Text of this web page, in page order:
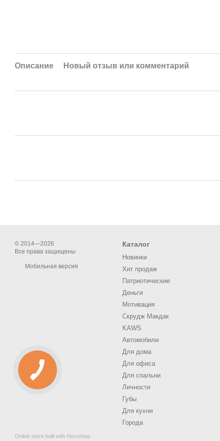
Описание Новый отзыв или комментарий
© 2014—2026
Все права защищены
Мобильная версия
Online store built with Horoshop
Каталог
Новинки
Хит продаж
Патриотические
Деньги
Мотивация
Скрудж Макдак
KAWS
Автомобили
Для дома
Для офиса
Для спальни
Личности
Губы
Для кухни
Города